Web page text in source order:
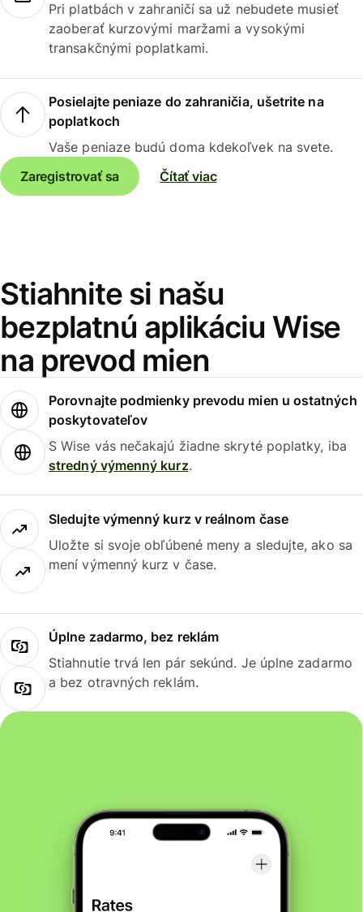
Pri platbách v zahraničí sa už nebudete musieť
zaoberať kurzovými maržami a vysokými
transakčnými poplatkami.
Posielajte peniaze do zahraničia, ušetrite na
poplatkoch
Vaše peniaze budú doma kdekoľvek na svete.
Zaregistrovať sa
Čítať viac
Stiahnite si našu
bezplatnú aplikáciu Wise
na prevod mien
Porovnajte podmienky prevodu mien u ostatných
poskytovateľov
S Wise vás nečakajú žiadne skryté poplatky, iba
stredný výmenný kurz.
Sledujte výmenný kurz v reálnom čase
Uložte si svoje obľúbené meny a sledujte, ako sa
mení výmenný kurz v čase.
Úplne zadarmo, bez reklám
Stiahnutie trvá len pár sekúnd. Je úplne zadarmo
a bez otravných reklám.